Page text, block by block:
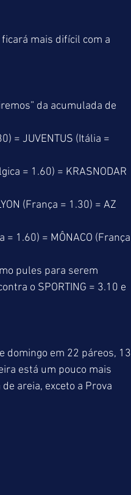
mais difícil com a
da acumulada de
= JUVENTUS (Itália =
= 1.60) = KRASNODAR
(França = 1.30) = AZ
= 1.60) = MÔNACO (França
pules para serem
o SPORTING = 3.10 e
domingo em 22 páreos, 13
está um pouco mais
areia, exceto a Prova